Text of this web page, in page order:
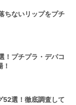
ちないリップをプチ
！プチプラ・デパコ
52選！徹底調査して